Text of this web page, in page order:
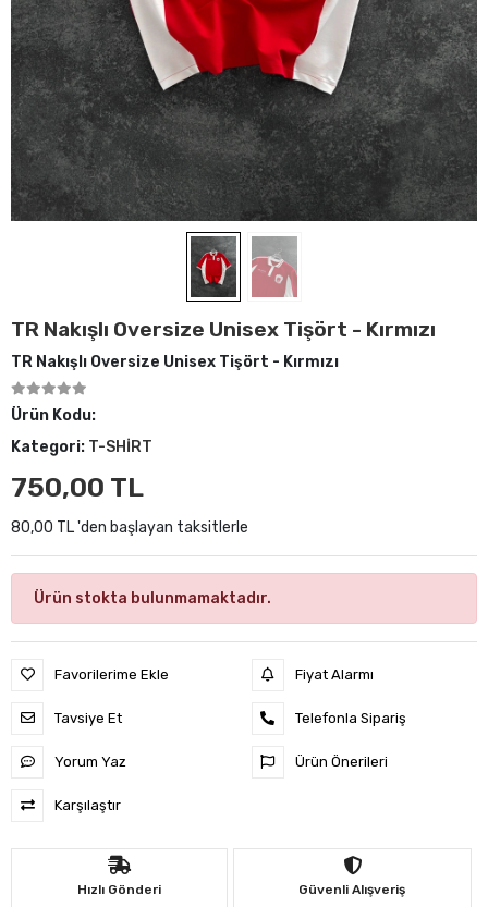
TR Nakışlı Oversize Unisex Tişört - Kırmızı
TR Nakışlı Oversize Unisex Tişört - Kırmızı
Ürün Kodu:
Kategori: T-SHİRT
750,00 TL
80,00 TL 'den başlayan taksitlerle
Ürün stokta bulunmamaktadır.
Favorilerime Ekle
Tavsiye Et
Yorum Yaz
Karşılaştır
Fiyat Alarmı
Telefonla Sipariş
Ürün Önerileri
Hızlı Gönderi Güvenli Alışveriş